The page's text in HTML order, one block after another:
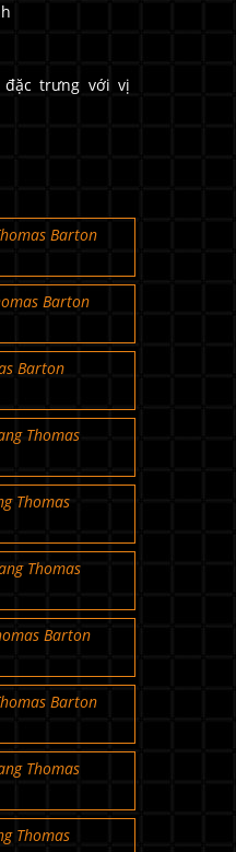
đặc trưng với vị
Barton
Barton
Barton
Thomas
Thomas
Thomas
Barton
Barton
Thomas
Thomas